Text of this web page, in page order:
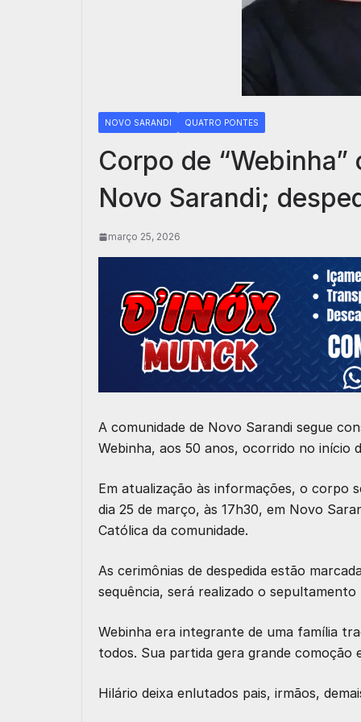
NOVO SARANDI QUATRO PONTES
Corpo de
Novo Sarandi;
março 25, 2026
A comunidade de Novo Sarandi segue
Webinha, aos 50 anos, ocorrido no início
Em atualização às informações, o corpo
dia 25 de março, às 17h30, em Novo
Católica da comunidade.
As cerimônias de despedida estão
sequência, será realizado o
Webinha era integrante de uma família
todos. Sua partida gera grande comoção
Hilário deixa enlutados pais, irmãos,